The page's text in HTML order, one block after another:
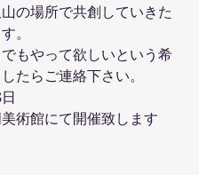
の場所で共創していきた
。
もやって欲しいという希
たらご連絡下さい。
日
術館にて開催致します